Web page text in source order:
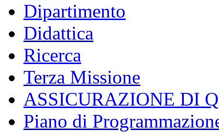
Dipartimento
Didattica
Ricerca
Terza Missione
ASSICURAZIONE DI
Piano di